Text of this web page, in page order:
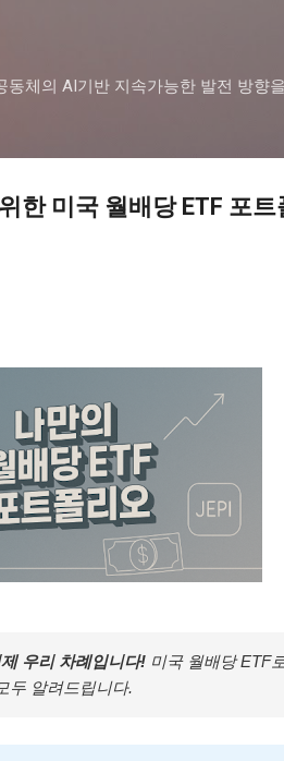
체의 AI기반 지속가능한 발전 방향
한 미국 월배당 ETF 포
우리 차례입니다! 미국 월배당 ETF
두 알려드립니다.